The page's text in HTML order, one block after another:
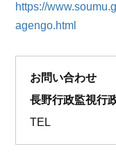
https://
agengo.html
お問い合わせ
長野行政監視行
TEL